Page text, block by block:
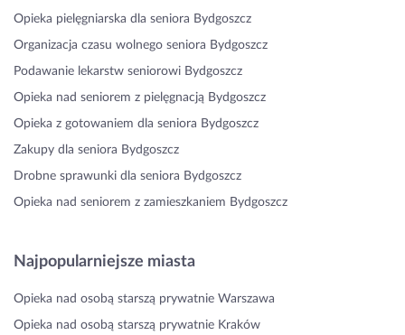
Opieka pielęgniarska dla seniora Bydgoszcz
Organizacja czasu wolnego seniora Bydgoszcz
Podawanie lekarstw seniorowi Bydgoszcz
Opieka nad seniorem z pielęgnacją Bydgoszcz
Opieka z gotowaniem dla seniora Bydgoszcz
Zakupy dla seniora Bydgoszcz
Drobne sprawunki dla seniora Bydgoszcz
Opieka nad seniorem z zamieszkaniem Bydgoszcz
Najpopularniejsze miasta
Opieka nad osobą starszą prywatnie Warszawa
Opieka nad osobą starszą prywatnie Kraków